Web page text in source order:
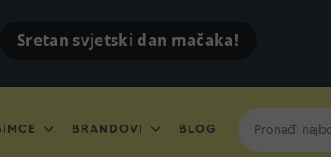
Sretan svjetski dan mačaka!
BRANDOVI BLOG